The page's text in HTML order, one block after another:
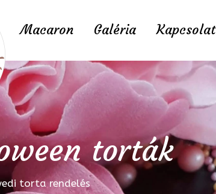
Macaron Galéria Kapcsolat
torták
torta rendelés